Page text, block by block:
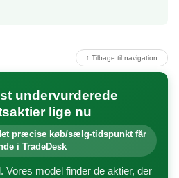
↑ Tilbage til navigation
undervurderede
lige nu
præcise køb/sælg-tidspunkt får
i TradeDesk
Vores model finder de aktier, der